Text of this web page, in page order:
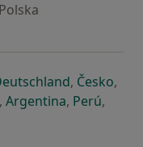
v nové záložce
v nové záložce
se otevře v
, Českose
,
záložce
v nové záložce
se otevře v nové
, Argentinase otevře v
, Perúse
,